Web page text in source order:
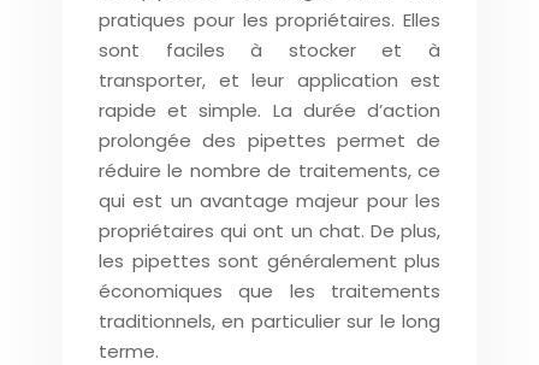
pratiques pour les propriétaires. Elles
sont faciles à stocker et à
transporter, et leur application est
rapide et simple. La durée d’action
prolongée des pipettes permet de
réduire le nombre de traitements, ce
qui est un avantage majeur pour les
propriétaires qui ont un chat. De plus,
les pipettes sont généralement plus
économiques que les traitements
traditionnels, en particulier sur le long
terme.